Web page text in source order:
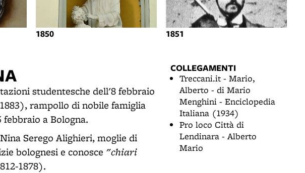
1850 1851
studentesche dell'8 febbraio
rampollo di nobile famiglia
a Bologna.
Serego Alighieri, moglie di
bolognesi e conosce "chiari
1878).
COLLEGAMENTI
Treccani.it - Mario,
Alberto - di Mario
Menghini - Enciclopedia
Italiana (1934)
Pro loco Città di
Lendinara - Alberto
Mario